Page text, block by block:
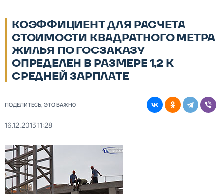
КОЭФФИЦИЕНТ ДЛЯ РАСЧЕТА
СТОИМОСТИ КВАДРАТНОГО МЕТРА
ЖИЛЬЯ ПО ГОСЗАКАЗУ
ОПРЕДЕЛЕН В РАЗМЕРЕ 1,2 К
СРЕДНЕЙ ЗАРПЛАТЕ
ПОДЕЛИТЕСЬ, ЭТО ВАЖНО
16.12.2013 11:28